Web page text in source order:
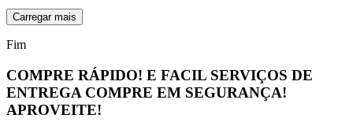
Carregar mais
Fim
COMPRE RÁPIDO! E FACIL SERVIÇOS DE
ENTREGA COMPRE EM SEGURANÇA!
APROVEITE!